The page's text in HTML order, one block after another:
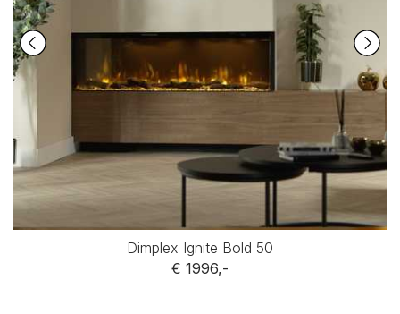
Dimplex Ignite Bold 50
€ 1996,-